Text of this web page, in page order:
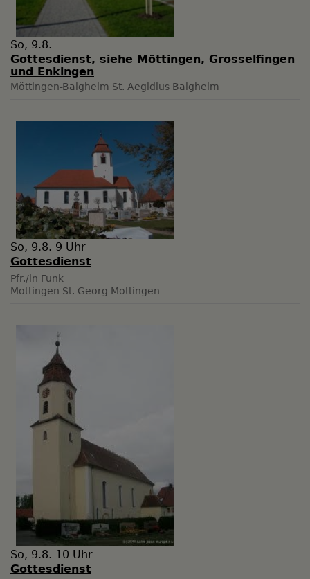
So, 9.8.
Gottesdienst, siehe Möttingen, Grosselfingen
und Enkingen
Möttingen-Balgheim St. Aegidius Balgheim
So, 9.8. 9 Uhr
Gottesdienst
Pfr./in Funk
Möttingen St. Georg Möttingen
So, 9.8. 10 Uhr
Gottesdienst